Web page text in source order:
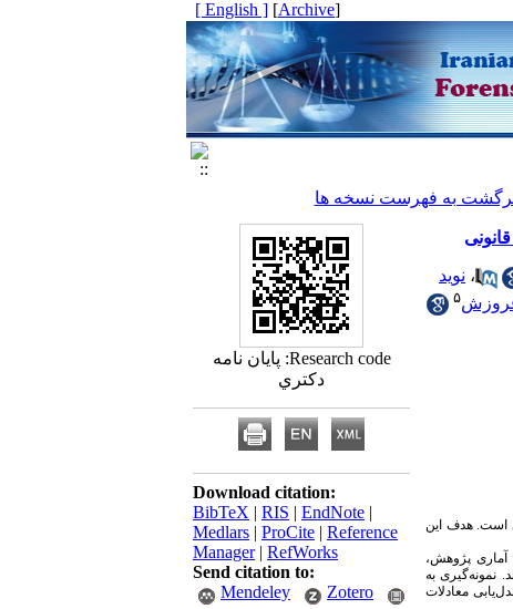
[
Archive
]
[ English ]
به فهرست نسخه ها
، نوید
۵
است. هدف این
پژوهش،
نمونه‌گیری به
معادلات
Research code: پايان نامه
دكتري
Download citation:
BibTeX | RIS | EndNote |
Medlars | ProCite | Reference
Manager| RefWorks
Send citation to:
Mendeley
Zotero